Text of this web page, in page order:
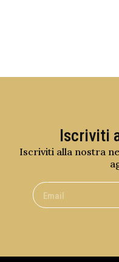
Iscriviti
Iscriviti alla nostra